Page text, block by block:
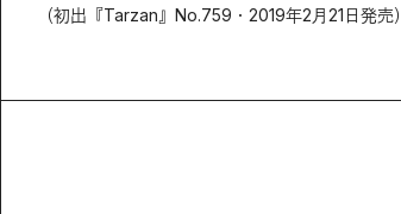
（初出『Tarzan』No.759・2019年2月21日発売）